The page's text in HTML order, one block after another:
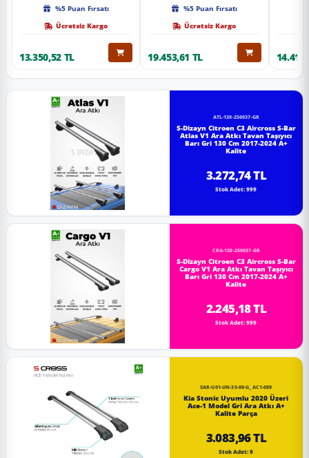
%5 Puan Fırsatı
Ücretsiz Kargo
13.350,52 TL
%5 Puan Fırsatı
Ücretsiz Kargo
19.453,61 TL
ATL-130-250037-GR
S-Dizayn Citroen C3 Aircross S-Bar
Atlas V1 Ara Atkı Tavan Taşıyıcı
Barı Gri 130 Cm 2017-2024 A+
Kalite
3.272,74 TL
Stok Adet: 999
CRG-130-250037-GR
S-Dizayn Citroen C3 Aircross S-Bar
Cargo V1 Ara Atkı Tavan Taşıyıcı
Barı Gri 130 Cm 2017-2024 A+
Kalite
2.245,18 TL
Stok Adet: 999
SAR-U01-UN-35-00-G_AC1-089
Kia Stonic Uyumlu 2020 Üzeri
Ace-1 Model Gri Ara Atkı A+
Kalite Parça
3.083,96 TL
Stok Adet: 9